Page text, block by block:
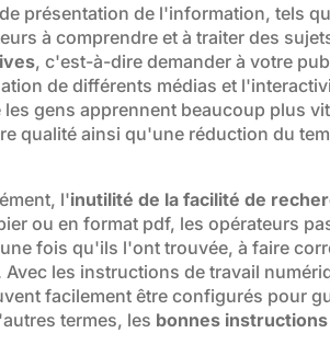
présentation de l'information, tels
à comprendre et à traiter des
, c'est-à-dire demander à votre
de différents médias et
gens apprennent beaucoup plus
qualité ainsi qu'une réduction du
l'inutilité de la facilité de
ou en format pdf, les opérateurs
fois qu'ils l'ont trouvée, à faire
les instructions de travail
facilement être configurés pour
termes, les bonnes instructions